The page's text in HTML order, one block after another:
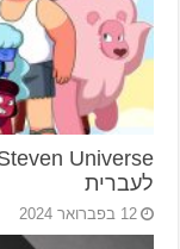
לעברית
12 בפברואר 2024